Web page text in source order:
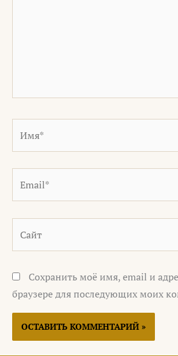
Сохранить моё имя, email и
браузере для последующих моих